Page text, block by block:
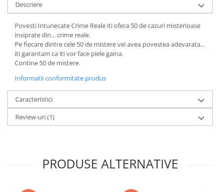
Totoro/Kiki etc
Carnetele
Dragon Ball
Pokemon
One Piece
Lord of The Rings
Naruto Shippuden
Sailor Moon
Descriere
Povesti Intunecate Crime Reale iti ofera 50 de cazuri misterioase
insiprate din... crime reale.
Pe fiecare dintre cele 50 de mistere vei avea povestea adevarata...
iti garantam ca iti vor face piele gaina.
Contine 50 de mistere.
Informatii conformitate produs
Caracteristici
Review-uri(1)
PRODUSE ALTERNATIVE